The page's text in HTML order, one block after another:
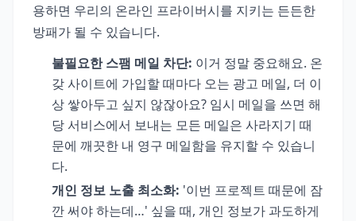
용하면 우리의 온라인 프라이버시를 지키는 든든한
방패가 될 수 있습니다.
불필요한 스팸 메일 차단: 이거 정말 중요해요. 온
갖 사이트에 가입할 때마다 오는 광고 메일, 더 이
상 쌓아두고 싶지 않잖아요? 임시 메일을 쓰면 해
당 서비스에서 보내는 모든 메일은 사라지기 때
문에 깨끗한 내 영구 메일함을 유지할 수 있습니
다.
개인 정보 노출 최소화: '이번 프로젝트 때문에 잠
깐 써야 하는데…' 싶을 때, 개인 정보가 과도하게